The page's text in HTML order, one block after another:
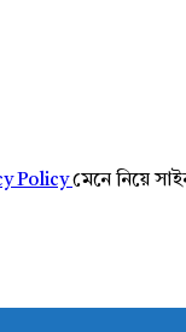
Policyমেনে নিয়ে